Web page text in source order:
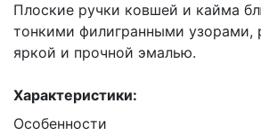
Плоские ручки ковшей и кайма
тонкими филигранными узорами,
яркой и прочной эмалью.
Характеристики:
Особенности